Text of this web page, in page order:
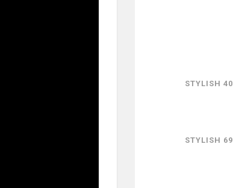
Stylish 40
Stylish 69